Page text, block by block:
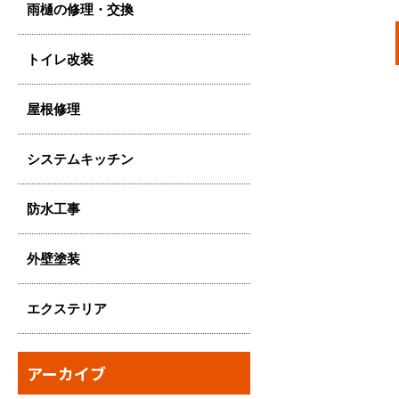
雨樋の修理・交換
トイレ改装
屋根修理
システムキッチン
防水工事
外壁塗装
エクステリア
アーカイブ